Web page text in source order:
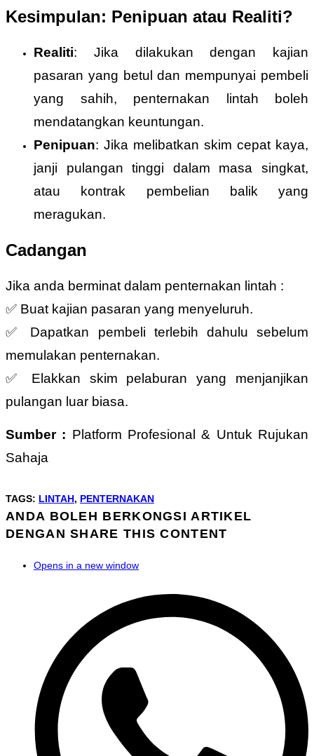
Kesimpulan: Penipuan atau Realiti?
Realiti: Jika dilakukan dengan kajian
pasaran yang betul dan mempunyai pembeli
yang sahih, penternakan lintah boleh
mendatangkan keuntungan.
Penipuan: Jika melibatkan skim cepat kaya,
janji pulangan tinggi dalam masa singkat,
atau kontrak pembelian balik yang
meragukan.
Cadangan
Jika anda berminat dalam penternakan lintah :
✅ Buat kajian pasaran yang menyeluruh.
✅ Dapatkan pembeli terlebih dahulu sebelum
memulakan penternakan.
✅ Elakkan skim pelaburan yang menjanjikan
pulangan luar biasa.
Sumber : Platform Profesional & Untuk Rujukan
Sahaja
TAGS: LINTAH, PENTERNAKAN
ANDA BOLEH BERKONGSI ARTIKEL
DENGAN SHARE THIS CONTENT
Opens in a new window